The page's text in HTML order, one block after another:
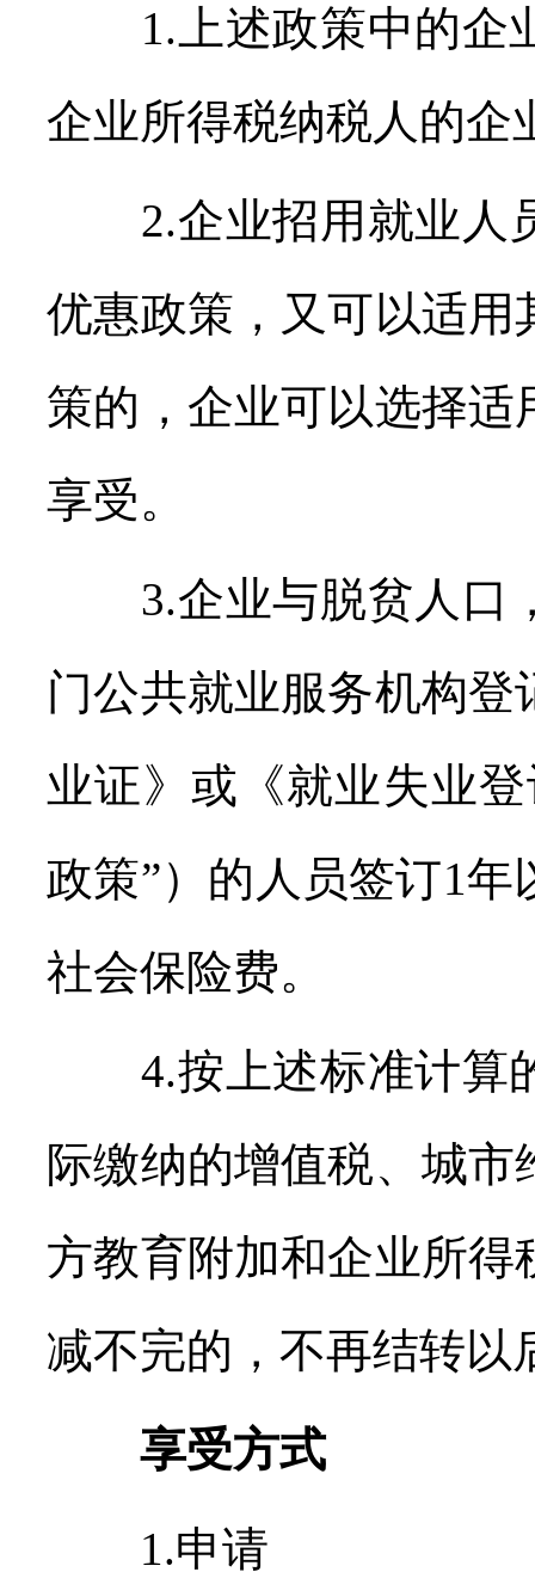
1.上述政策中的企
企业所得税纳税人的企
2.企业招用就业人
优惠政策，又可以适
策的，企业可以选择
享受。
3.企业与脱贫人口
门公共就业服务机构
业证》或《就业失业
政策”）的人员签订1
社会保险费。
4.按上述标准计算
际缴纳的增值税、城
方教育附加和企业所
减不完的，不再结转以
享受方式
1.申请